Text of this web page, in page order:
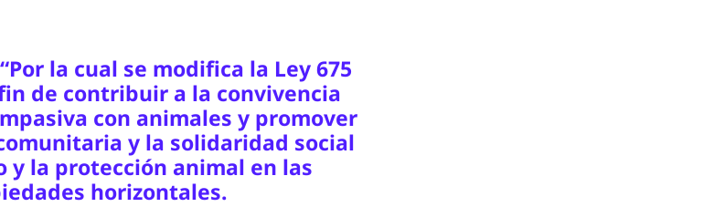
la cual se modifica la Ley 675
de contribuir a la convivencia
con animales y promover
y la solidaridad social
y la protección animal en las
horizontales.